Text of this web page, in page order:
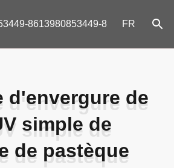
8613980853449-8 FR
d'envergure de
simple de
de pastèque
d'envergure de
simple de
de pastèque